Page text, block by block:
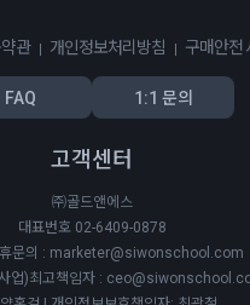
관 개인정보처리방침 구매안전
FAQ 1:1 문의
고객센터
㈜골드앤에스
대표번호 02-6409-0878
문의 : marketer@siwonschool.com
업)최고책임자 :